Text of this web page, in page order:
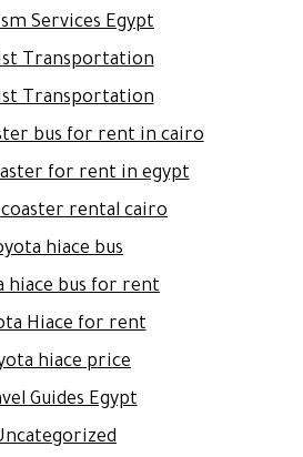
Services Egypt
Transportation
Transportation
bus for rent in cairo
for rent in egypt
rental cairo
hiace bus
hiace bus for rent
Hiace for rent
hiace price
Guides Egypt